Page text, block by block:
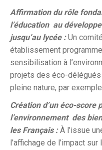
Affirmation du rôle
l’éducation au
jusqu’au lycée :Un
établissement
sensibilisation à
projets des éco-
pleine nature, par
Création d’un éco-score
l’environnement des
les Français :À l’issue
l’affichage de l’impact